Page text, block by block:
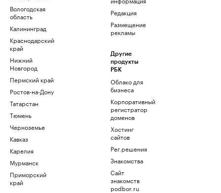
Вологодская
область
Калининград
Краснодарский
край
Нижний
Новгород
Пермский край
Ростов-на-Дону
Татарстан
Тюмень
Черноземье
Кавказ
Карелия
Мурманск
Приморский
край
Редакция
Размещение
рекламы
Другие
продукты
РБК
Облако для
бизнеса
Корпоративный
регистратор
доменов
Хостинг
сайтов
Рег.решения
Знакомства
Сайт
знакомств
podbor.ru